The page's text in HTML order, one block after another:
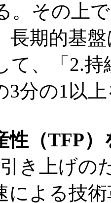
。その上
長期的基
て、「2.
3分の1以
性（TFP
引き上げ
による技